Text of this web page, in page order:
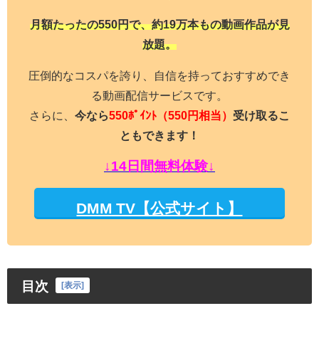
月額たったの550円で、約19万本もの動画作品が見
放題。
圧倒的なコスパを誇り、自信を持っておすすめでき
る動画配信サービスです。
さらに、 今なら550ﾎﾟｲﾝﾄ （550円相当） 受け取るこ
ともできます！
↓14日間無料体験↓
DMM TV【公式サイト】
目次 [表示]